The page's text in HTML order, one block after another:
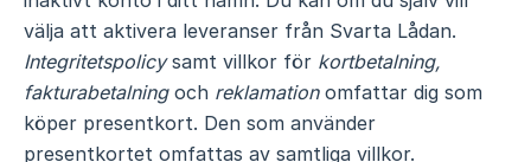
välja att aktivera leveranser från Svarta Lådan.
Integritetspolicysamt villkor för kortbetalning,
fakturabetalningoch reklamationomfattar dig som
köper presentkort. Den som använder
presentkortet omfattas av samtliga villkor.